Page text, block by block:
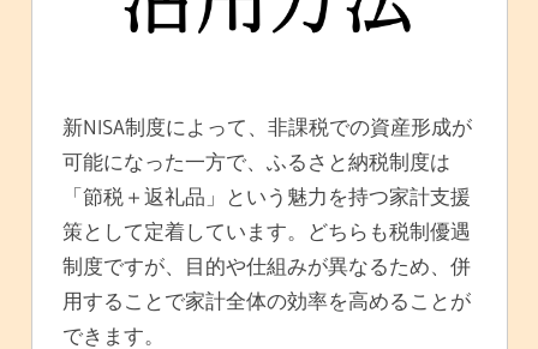
新NISA制度によって、非課税での資産形成が
可能になった一方で、ふるさと納税制度は
「節税＋返礼品」という魅力を持つ家計支援
策として定着しています。どちらも税制優遇
制度ですが、目的や仕組みが異なるため、併
用することで家計全体の効率を高めることが
できます。